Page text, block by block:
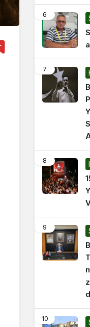
6
7
8
9
10